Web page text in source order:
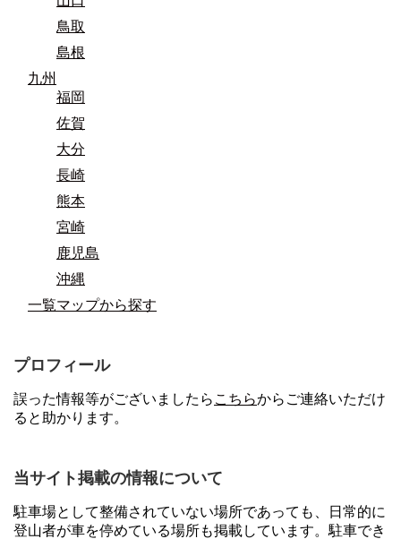
鳥取
島根
九州
福岡
佐賀
大分
長崎
熊本
宮崎
鹿児島
沖縄
一覧マップから探す
プロフィール
誤った情報等がございましたら こちらからご連絡いただけ
ると助かります。
当サイト掲載の情報について
駐車場として整備されていない場所であっても、日常的に
登山者が車を停めている場所も掲載しています。駐車でき